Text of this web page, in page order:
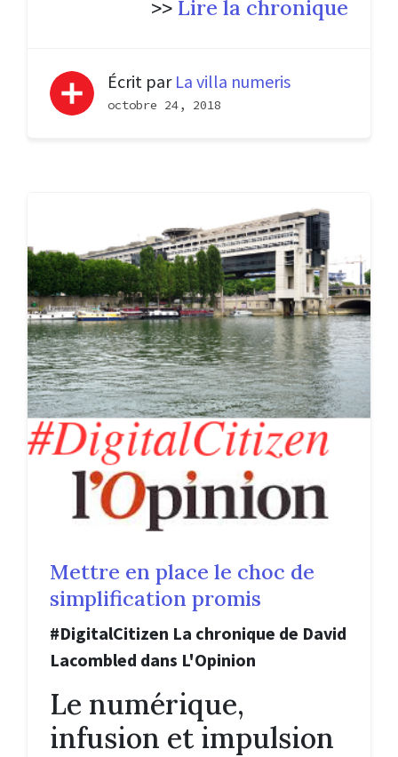
>> Lire la chronique
Écrit par La villa numeris
octobre 24, 2018
Mettre en place le choc de
simplification promis
#DigitalCitizen La chronique de David
Lacombled dans L'Opinion
Le numérique,
infusion et impulsion